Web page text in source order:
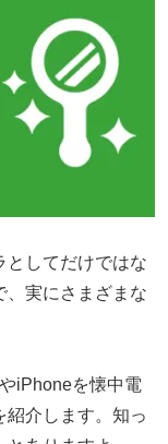
としてだけではな
、実にさまざまな
iPhoneを懐中電
紹介します。知っ